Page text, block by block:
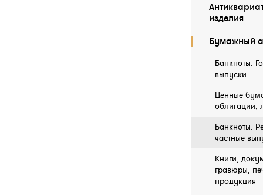
изделия
Бумажный
Банкноты.
выпуски
Ценные
облигации,
Банкноты.
частные
Книги,
гравюры,
продукция